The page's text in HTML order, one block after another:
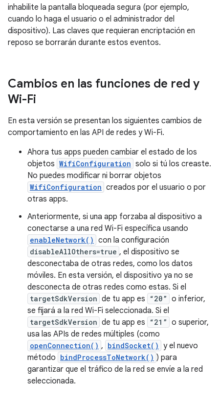
inhabilite la pantalla bloqueada segura (por ejemplo,
cuando lo haga el usuario o el administrador del
dispositivo). Las claves que requieran encriptación en
reposo se borrarán durante estos eventos.
Cambios en las funciones de red y
Wi-Fi
En esta versión se presentan los siguientes cambios de
comportamiento en las API de redes y Wi-Fi.
Ahora tus apps pueden cambiar el estado de los
objetos WifiConfiguration solo si tú los creaste.
No puedes modificar ni borrar objetos
WifiConfiguration creados por el usuario o por
otras apps.
Anteriormente, si una app forzaba al dispositivo a
conectarse a una red Wi-Fi específica usando
enableNetwork() con la configuración
disableAllOthers=true , el dispositivo se
desconectaba de otras redes, como los datos
móviles. En esta versión, el dispositivo ya no se
desconecta de otras redes como estas. Si el
targetSdkVersion de tu app es “20” o inferior,
se fijará a la red Wi-Fi seleccionada. Si el
targetSdkVersion de tu app es “21” o superior,
usa las APIs de redes múltiples (como
openConnection() , bindSocket() y el nuevo
método bindProcessToNetwork() ) para
garantizar que el tráfico de la red se envíe a la red
seleccionada.